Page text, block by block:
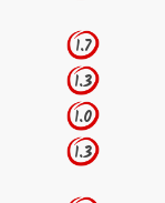
1.7
1.3
1.0
1.3